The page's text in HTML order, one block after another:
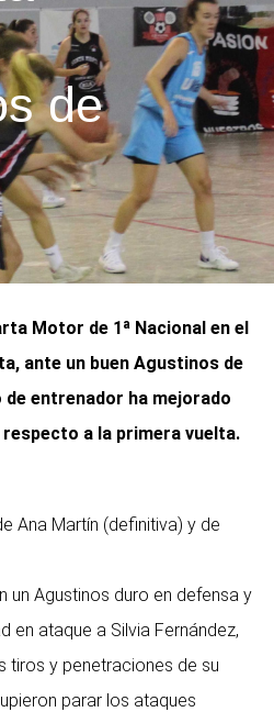
de
Motor de 1ª Nacional en el
ante un buen Agustinos de
de entrenador ha mejorado
a la primera vuelta.
Ana Martín (definitiva) y de
un Agustinos duro en defensa y
en ataque a Silvia Fernández,
tiros y penetraciones de su
parar los ataques